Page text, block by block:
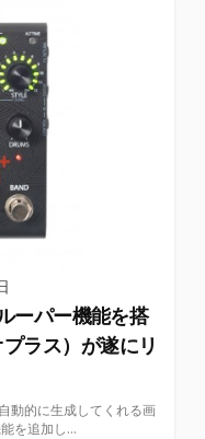
ーパー機能を搭
ラス）が遂にリ
動的に生成してくれる画
を追加し...